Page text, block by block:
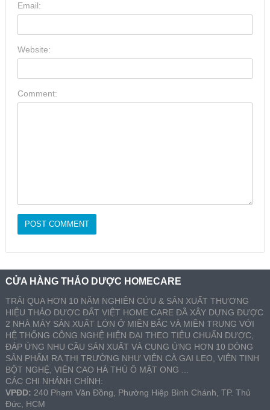
Email:
Website:
Comment:
CỬA HÀNG THẢO DƯỢC HOMECARE
TRẢI QUA HƠN 10 NĂM NGHIÊN CỨU & SẢN XUẤT THƯƠNG
HIỆU THẢO DƯỢC ĐẤT VIỆT HOME CARE ĐÃ XÂY DỰNG ĐƯỢC
2 NHÀ MÁY SẢN XUẤT LỚN Ở MIỀN BẮC VÀ MIỀN TRUNG VỚI
HỆ THỐNG CÔNG NGHỆ HIỆN ĐẠI THEO TIÊU CHUẨN DƯỢC,
ĐÁP ỨNG NHU CẦU SẢN XUẤT VÀ CUNG ỨNG HƠN 10 DÒNG
SẢN PHẨM RA THỊ TRƯỜNG NHƯ VIÊN CÀ GAI LEO, VIÊN TINH
BỘT NGHỆ, VIÊN CAO HÀ THỦ Ô MẬT ONG ...
CÁC CHI NHÁNH CHÍNH:
VPĐD: 240 Phạm Văn Đồng, Phường Hiệp Bình Chánh, TP. Thủ
Đức, HCM